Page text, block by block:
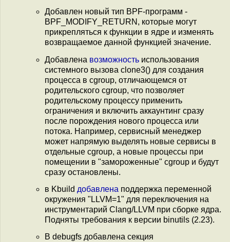
Добавлен новый тип BPF-программ -
BPF_MODIFY_RETURN, которые могут
прикрепляться к функции в ядре и изменять
возвращаемое данной функцией значение.
Добавлена возможность использования
системного вызова clone3() для создания
процесса в cgroup, отличающемся от
родительского cgroup, что позволяет
родительскому процессу применить
ограничения и включить аккаунтинг сразу
после порождения нового процесса или
потока. Например, сервисный менеджер
может напрямую выделять новые сервисы в
отдельные cgroup, а новые процессы при
помещении в "замороженные" cgroup и будут
сразу остановлены.
в Kbuild добавлена поддержка переменной
окружения "LLVM=1" для переключения на
инструментарий Clang/LLVM при сборке ядра.
Подняты требования к версии binutils (2.23).
В debugfs добавлена секция